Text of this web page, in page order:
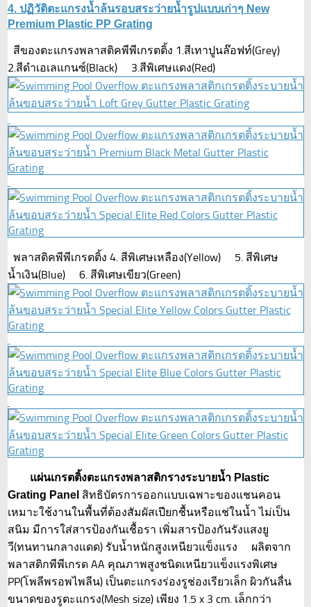
4. ปฏิวัติตะแกรงน้ำล้นรอบสระว่ายน้ำรูปแบบเก่าๆ New
Premium Plastic PP Grating
สีของตะแกรงพลาสติคพีพีเกรตติ้ง 1.สีเทาปูนล๊อฟท์(Grey)
2.สีดำเอเลแกนซ์(Black) 3.สีพิเศษแดง(Red)
พลาสติคพีพีเกรตติ้ง 4. สีพิเศษเหลือง(Yellow) 5. สีพิเศษ
น้ำเงิน(Blue) 6. สีพิเศษเขียว(Green)
แผ่นเกรตติ้งตะแกรงพลาสติกรางระบายน้ำ Plastic
Grating Panel สิทธิบัตรการออกแบบเฉพาะของแชนคอน
เหมาะใช้งานในพื้นที่ต้องสัมผัสเปียกชื้นหรือแช่ในน้ำ ไม่เป็น
สนิม มีการใส่สารป้องกันเชื้อรา เพิ่มสารป้องกันรังแสงยู
วี(ทนทานกลางแดด) รับน้ำหนักสูงเหนียวแข็งแรง ผลิตจาก
พลาสติกพีพีเกรด AA คุณภาพสูงชนิดเหนียวแข็งแรงพิเศษ
PP(โพลีพรอพไพลีน) เป็นตะแกรงร่องรูช่องเรียวเล็ก ผิวกันลื่น
ขนาดของรูตะแกรง(Mesh size) เพียง 1.5 x 3 cm. เล็กกว่า